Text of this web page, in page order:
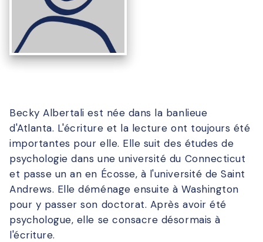
Becky Albertali est née dans la banlieue
d'Atlanta. L'écriture et la lecture ont toujours été
importantes pour elle. Elle suit des études de
psychologie dans une université du Connecticut
et passe un an en Écosse, à l'université de Saint
Andrews. Elle déménage ensuite à Washington
pour y passer son doctorat. Après avoir été
psychologue, elle se consacre désormais à
l'écriture.